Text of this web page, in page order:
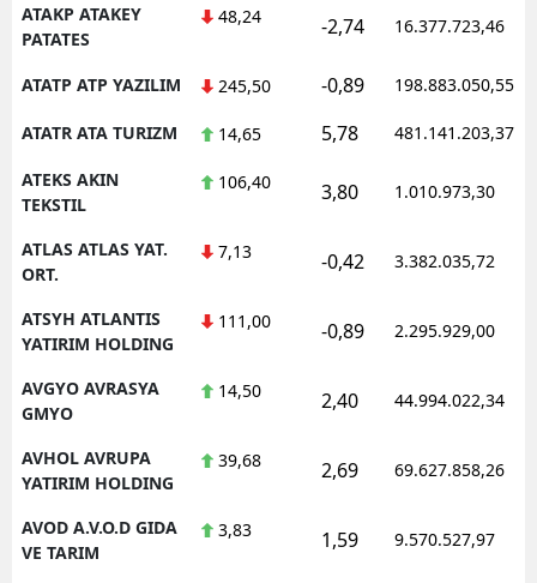
ATAKP ATAKEY
PATATES
48,24 -2,74 16.377.723,46
ATATP ATP YAZILIM 245,50 -0,89 198.883.050,55
ATATR ATA TURIZM 14,65 5,78 481.141.203,37
ATEKS AKIN
TEKSTIL
106,40 3,80 1.010.973,30
ATLAS ATLAS YAT.
ORT.
7,13 -0,42 3.382.035,72
ATSYH ATLANTIS
YATIRIM HOLDING
111,00 -0,89 2.295.929,00
AVGYO AVRASYA
GMYO
14,50 2,40 44.994.022,34
AVHOL AVRUPA
YATIRIM HOLDING
39,68 2,69 69.627.858,26
AVOD A.V.O.D GIDA
VE TARIM
3,83 1,59 9.570.527,97